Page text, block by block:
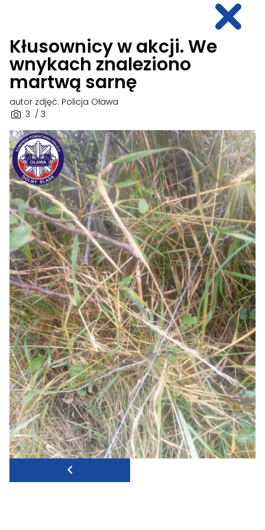
Kłusownicy w akcji. We
wnykach znaleziono
martwą sarnę
3 / 3
autor zdjęć: Policja Oława